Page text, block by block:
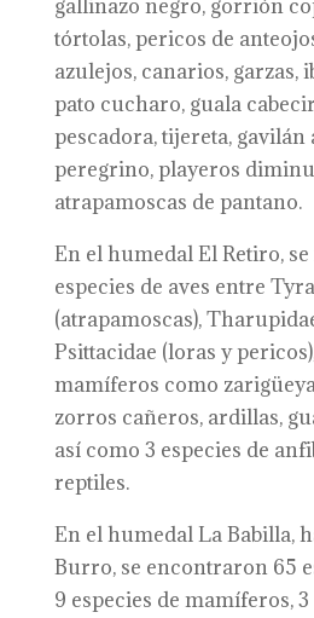
gallinazo negro, gorrión
tórtolas, pericos de
azulejos, canarios, garzas,
pato cucharo, guala
pescadora, tijereta,
peregrino, playeros
atrapamoscas de pantano.
En el humedal El Retiro,
especies de aves entre
(atrapamoscas),
Psittacidae (loras y
mamíferos como
zorros cañeros, ardillas,
así como 3 especies de
reptiles.
En el humedal La Babilla,
Burro, se encontraron 65
9 especies de mamíferos,